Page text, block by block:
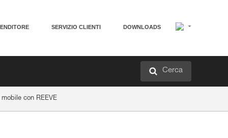
SERVIZIO CLIENTI DOWNLOADS
Cerca
con REEVE